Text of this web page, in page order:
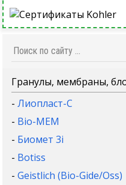
Гранулы, мембраны,
-Лиопласт-С
- Bio-MEM
- Биомет 3i
- Botiss
-Geistlich (Bio-Gide/Oss)